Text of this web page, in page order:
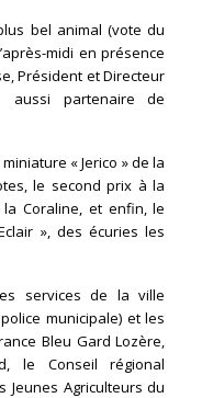
bel animal (vote du
midi en présence
Président et Directeur
aussi partenaire de
« Jerico » de la
le second prix à la
Coraline, et enfin, le
», des écuries les
services de la ville
municipale) et les
Bleu Gard Lozère,
le Conseil régional
Jeunes Agriculteurs du